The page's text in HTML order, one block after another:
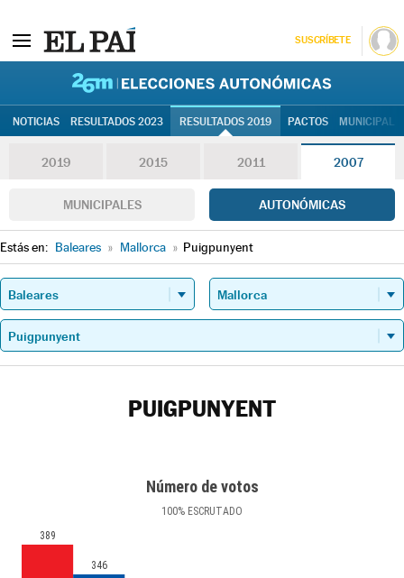
SUSCRÍBETE
NOTICIAS RESULTADOS 2023 RESULTADOS 2019 PACTOS
2019 2015 2011 2007
MUNICIPALES AUTONÓMICAS
Estás en: Baleares » Mallorca » Puigpunyent
PUIGPUNYENT
Número de votos
100% ESCRUTADO
389
346